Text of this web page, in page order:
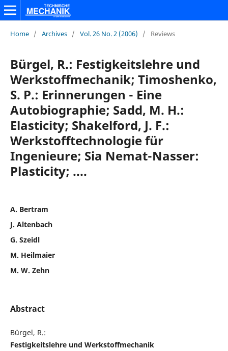
Home / Archives / Vol. 26 No. 2 (2006) / Reviews
Bürgel, R.: Festigkeitslehre und
Werkstoffmechanik; Timoshenko,
S. P.: Erinnerungen - Eine
Autobiographie; Sadd, M. H.:
Elasticity; Shakelford, J. F.:
Werkstofftechnologie für
Ingenieure; Sia Nemat-Nasser:
Plasticity; ....
A. Bertram
J. Altenbach
G. Szeidl
M. Heilmaier
M. W. Zehn
Abstract
Bürgel, R.:
Festigkeitslehre und Werkstoffmechanik